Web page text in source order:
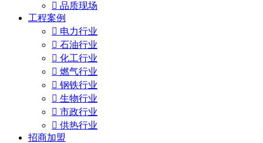
 品质现场
工程案例
 电力行业
 石油行业
 化工行业
 燃气行业
 钢铁行业
 生物行业
 市政行业
 供热行业
招商加盟